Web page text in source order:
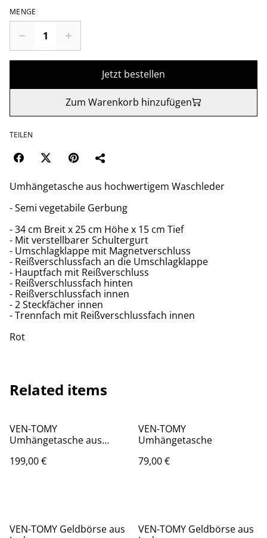
MENGE
Jetzt bestellen
Zum Warenkorb hinzufügen
TEILEN
Umhängetasche aus hochwertigem Waschleder
- Semi vegetabile Gerbung
- 34 cm Breit x 25 cm Höhe x 15 cm Tief
- Mit verstellbarer Schultergurt
- Umschlagklappe mit Magnetverschluss
- Reißverschlussfach an die Umschlagklappe
- Hauptfach mit Reißverschluss
- Reißverschlussfach hinten
- Reißverschlussfach innen
- 2 Steckfächer innen
- Trennfach mit Reißverschlussfach innen
Rot
Related items
VEN-TOMY
Umhängetasche aus
199,00 €
VEN-TOMY
Umhängetasche
79,00 €
VEN-TOMY Geldbörse aus
VEN-TOMY Geldbörse aus